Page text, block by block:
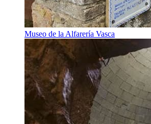
Museo de la Alfarería Vasca